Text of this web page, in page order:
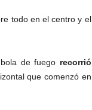
todo en el centro y el
de fuego recorrió
que comenzó en